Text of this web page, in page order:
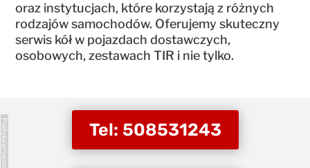
oraz instytucjach, które korzystają z różnych
rodzajów samochodów. Oferujemy skuteczny
serwis kół w pojazdach dostawczych,
osobowych, zestawach TIR i nie tylko.
Tel: 508531243
Polityka prywatności